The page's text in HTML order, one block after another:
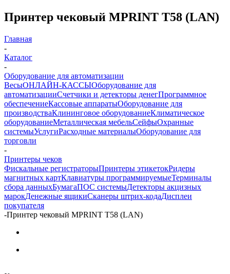
Принтер чековый MPRINT T58 (LAN)
Главная
-
Каталог
-
Оборудование для автоматизации
ВесыОНЛАЙН-КАССЫОборудование для
автоматизацииСчетчики и детекторы денегПрограммное
обеспечениеКассовые аппаратыОборудование для
производстваКлининговое оборудованиеКлиматическое
оборудованиеМеталлическая мебельСейфыОхранные
системыУслугиРасходные материалыОборудование для
торговли
-
Принтеры чеков
Фискальные регистраторыПринтеры этикетокРидеры
магнитных картКлавиатуры программируемыеТерминалы
сбора данныхБумагаПОС системыДетекторы акцизных
марокДенежные ящикиСканеры штрих-кодаДисплеи
покупателя
-Принтер чековый MPRINT T58 (LAN)